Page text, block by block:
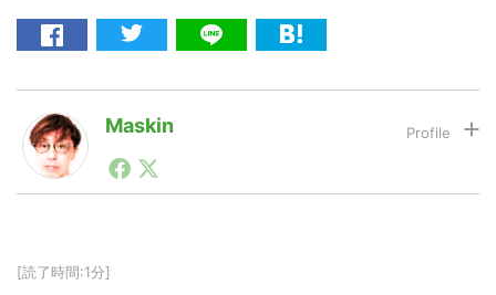
Maskin
1990年代初頭から記者としてまた起業家としてITスタ
ートアップ業界のハードウェアからソフトウェアの事業
生から普及成長までを最前線で見てきた生き字引として
注目される。通信キャリアのニュースポータルの創業デ
[読了時間:1分]
Re:Work
AI
Drone
[Voice Edition]
[YouTube]
投資家登録
Daily Weekly